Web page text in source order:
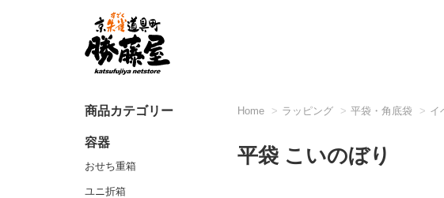
商品カテゴリー
容器
おせち重箱
ユニ折箱
Home ラッピング 平袋・角底袋 イ
平袋 こいのぼり